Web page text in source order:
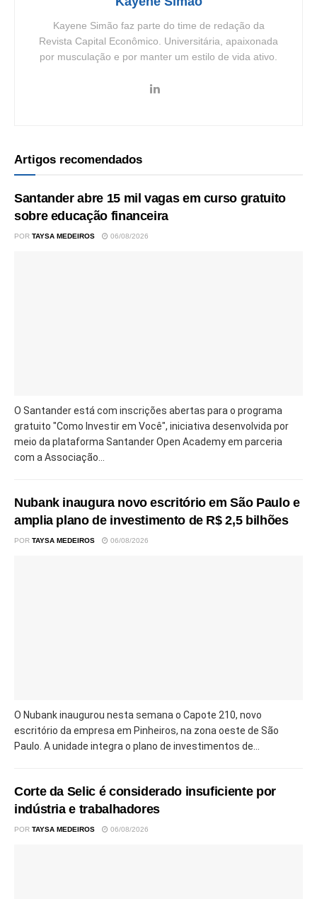
Kayene Simão faz parte do time de redação da
Revista Capital Econômico. Universitária, apaixonada
por musculação e por manter um estilo de vida ativo.
Artigos recomendados
Santander abre 15 mil vagas em curso gratuito
sobre educação financeira
POR TAYSA MEDEIROS 06/08/2026
O Santander está com inscrições abertas para o programa
gratuito "Como Investir em Você", iniciativa desenvolvida por
meio da plataforma Santander Open Academy em parceria
com a Associação...
Nubank inaugura novo escritório em São Paulo e
amplia plano de investimento de R$ 2,5 bilhões
POR TAYSA MEDEIROS 06/08/2026
O Nubank inaugurou nesta semana o Capote 210, novo
escritório da empresa em Pinheiros, na zona oeste de São
Paulo. A unidade integra o plano de investimentos de...
Corte da Selic é considerado insuficiente por
indústria e trabalhadores
POR TAYSA MEDEIROS 06/08/2026